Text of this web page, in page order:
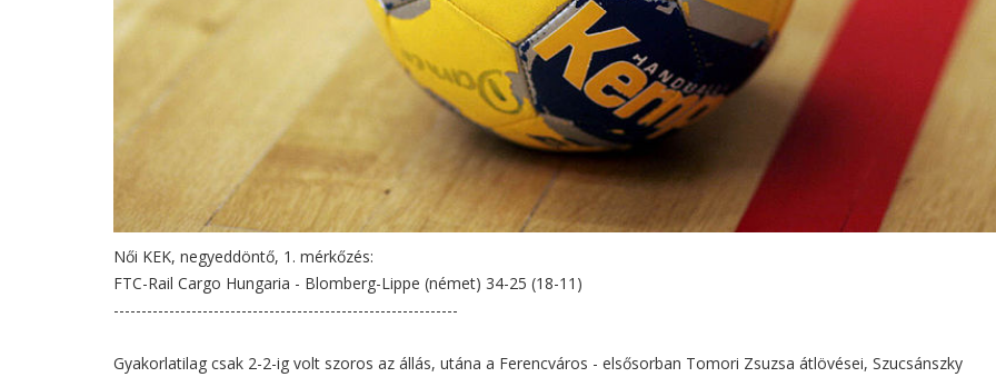
Női KEK, negyeddöntő, 1. mérkőzés:
FTC-Rail Cargo Hungaria - Blomberg-Lippe (német) 34-25 (18-11)
--------------------------------------------------------------
Gyakorlatilag csak 2-2-ig volt szoros az állás, utána a Ferencváros - elsősorban Tomori Zsuzsa átlövései, Szucsánszky